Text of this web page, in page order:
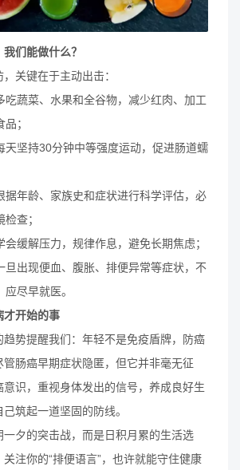
们能做什么？
关键在于主动出击：
吃蔬菜、水果和全谷物，减少红肉、加工
；
天坚持30分钟中等强度运动，促进肠道蠕
据年龄、家族史和症状进行科学评估，必
查；
会缓解压力，规律作息，避免长期焦虑；
旦出现便血、腹胀、排便异常等症状，不
尽早就医。
才开始的事
趋势提醒我们：年轻不是免疫盾牌，防癌
肠癌早期症状隐匿，但它并非毫无征
识，重视身体发出的信号，养成良好生
筑起一道坚固的防线。
一夕的突击战，而是日积月累的生活选
注你的“排便语言”，也许就能守住健康